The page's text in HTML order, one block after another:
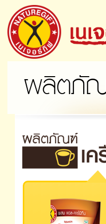
ผลิตภัณ